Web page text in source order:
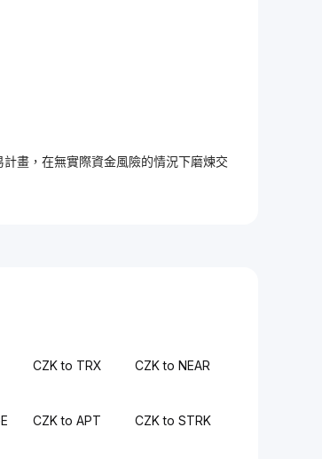
畫，在無實際資金風險的情況下磨煉交
CZK to TRX CZK to NEAR
CZK to APT CZK to STRK